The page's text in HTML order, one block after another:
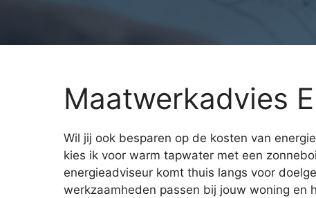
Maatwerkadvies
Wil jij ook besparen op de kosten van
kies ik voor warm tapwater met een
energieadviseur komt thuis langs voor
werkzaamheden passen bij jouw woning en